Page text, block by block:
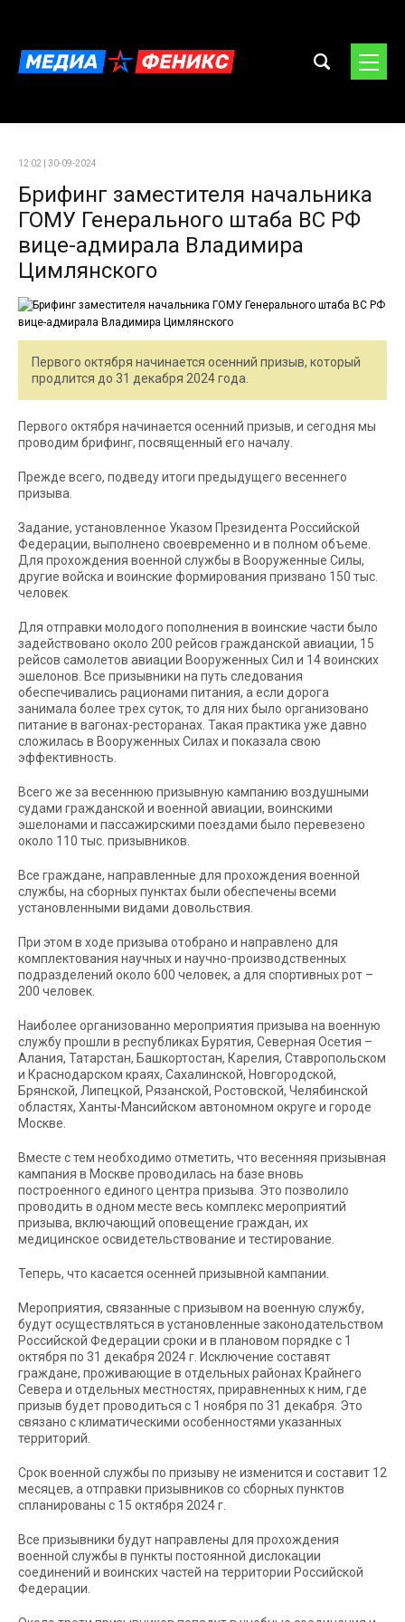
12:02 | 30-09-2024
Брифинг заместителя начальника
ГОМУ Генерального штаба ВС РФ
вице-адмирала Владимира
Цимлянского
Первого октября начинается осенний призыв, который
продлится до 31 декабря 2024 года.
Первого октября начинается осенний призыв, и сегодня мы
проводим брифинг, посвященный его началу.
Прежде всего, подведу итоги предыдущего весеннего
призыва.
Задание, установленное Указом Президента Российской
Федерации, выполнено своевременно и в полном объеме.
Для прохождения военной службы в Вооруженные Силы,
другие войска и воинские формирования призвано 150 тыс.
человек.
Для отправки молодого пополнения в воинские части было
задействовано около 200 рейсов гражданской авиации, 15
рейсов самолетов авиации Вооруженных Сил и 14 воинских
эшелонов. Все призывники на путь следования
обеспечивались рационами питания, а если дорога
занимала более трех суток, то для них было организовано
питание в вагонах-ресторанах. Такая практика уже давно
сложилась в Вооруженных Силах и показала свою
эффективность.
Всего же за весеннюю призывную кампанию воздушными
судами гражданской и военной авиации, воинскими
эшелонами и пассажирскими поездами было перевезено
около 110 тыс. призывников.
Все граждане, направленные для прохождения военной
службы, на сборных пунктах были обеспечены всеми
установленными видами довольствия.
При этом в ходе призыва отобрано и направлено для
комплектования научных и научно-производственных
подразделений около 600 человек, а для спортивных рот –
200 человек.
Наиболее организованно мероприятия призыва на военную
службу прошли в республиках Бурятия, Северная Осетия –
Алания, Татарстан, Башкортостан, Карелия, Ставропольском
и Краснодарском краях, Сахалинской, Новгородской,
Брянской, Липецкой, Рязанской, Ростовской, Челябинской
областях, Ханты-Мансийском автономном округе и городе
Москве.
Вместе с тем необходимо отметить, что весенняя призывная
кампания в Москве проводилась на базе вновь
построенного единого центра призыва. Это позволило
проводить в одном месте весь комплекс мероприятий
призыва, включающий оповещение граждан, их
медицинское освидетельствование и тестирование.
Теперь, что касается осенней призывной кампании.
Мероприятия, связанные с призывом на военную службу,
будут осуществляться в установленные законодательством
Российской Федерации сроки и в плановом порядке с 1
октября по 31 декабря 2024 г. Исключение составят
граждане, проживающие в отдельных районах Крайнего
Севера и отдельных местностях, приравненных к ним, где
призыв будет проводиться с 1 ноября по 31 декабря. Это
связано с климатическими особенностями указанных
территорий.
Срок военной службы по призыву не изменится и составит 12
месяцев, а отправки призывников со сборных пунктов
спланированы с 15 октября 2024 г.
Все призывники будут направлены для прохождения
военной службы в пункты постоянной дислокации
соединений и воинских частей на территории Российской
Федерации.